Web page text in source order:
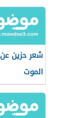
شعر حزين عن
الموت